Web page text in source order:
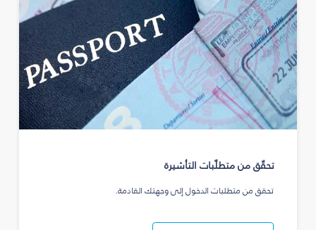
تحقّق من متطلّبات التأشيرة
تحقق من متطلبات الدخول إلى وجهتك القادمة.